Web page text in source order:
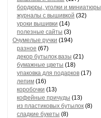
бордюры, уголки и миниатюры
журналы с вышивкой (32)
уроки вышивки (14)
полезные сайты (3)
Очумелые ручки (194)
разное (67)
декор бутылок,вазы (21)
бумажные цветы (18)
упаковка для подарков (17)
лепим (16)
коробочки (13)
кофейные причуды (13)
из пластиковых бутылок (8)
сладкие букеты (8)